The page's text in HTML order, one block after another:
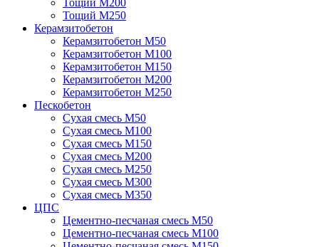
Тощий М200
Тощий М250
Керамзитобетон
Керамзитобетон М50
Керамзитобетон М100
Керамзитобетон М150
Керамзитобетон М200
Керамзитобетон М250
Пескобетон
Сухая смесь М50
Сухая смесь М100
Сухая смесь М150
Сухая смесь М200
Сухая смесь М250
Сухая смесь М300
Сухая смесь М350
ЦПС
Цементно-песчаная смесь М50
Цементно-песчаная смесь М100